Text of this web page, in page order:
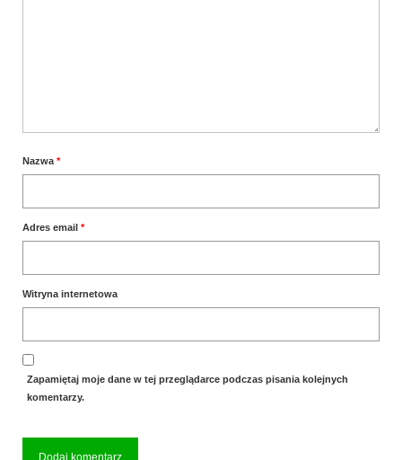
Nazwa *
Adres email *
Witryna internetowa
Zapamiętaj moje dane w tej przeglądarce podczas pisania kolejnych
komentarzy.